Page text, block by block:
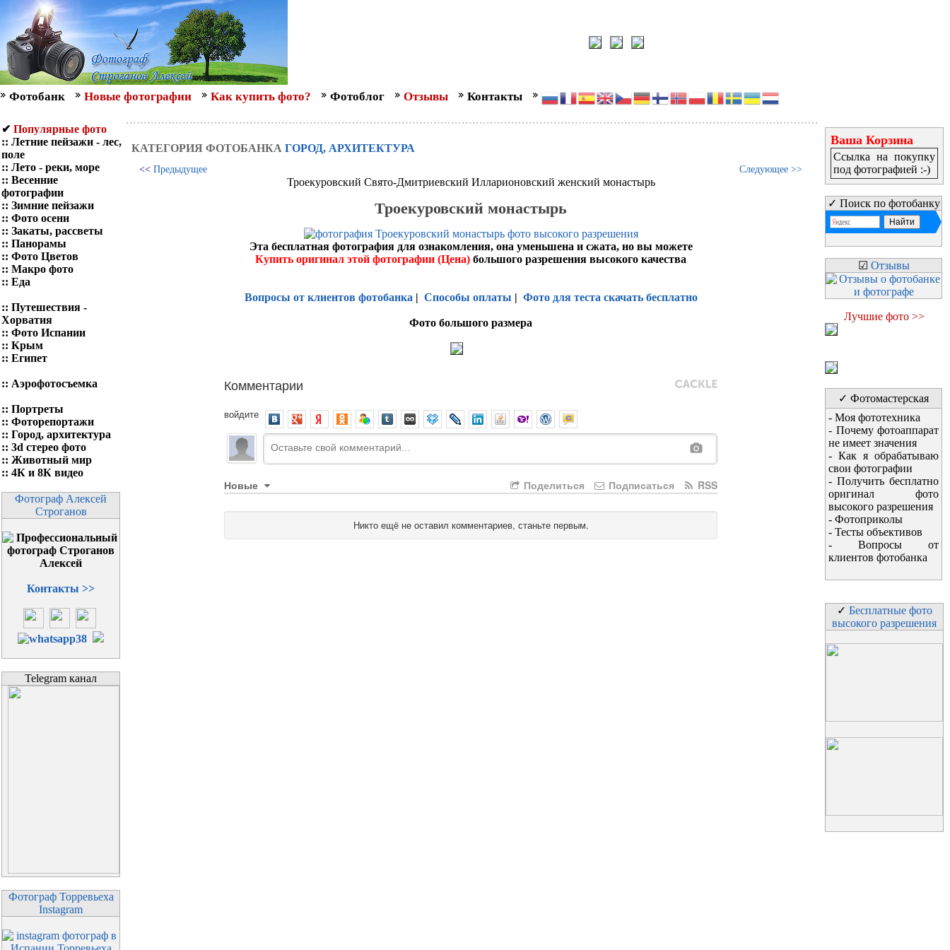
Фотобанк Новые фотографии Как купить фото? Фотоблог Отзывы Контакты
✔ Популярные фото
:: Летние пейзажи - лес,
поле
:: Лето - реки, море
:: Весенние
фотографии
:: Зимние пейзажи
:: Фото осени
:: Закаты, рассветы
:: Панорамы
:: Фото Цветов
:: Макро фото
:: Еда
:: Путешествия -
Хорватия
:: Фото Испании
:: Крым
:: Египет
:: Аэрофотосъемка
:: Портреты
:: Фоторепортажи
:: Город, архитектура
:: 3d стерео фото
:: Животный мир
:: 4К и 8К видео
Фотограф Алексей
Строганов
Контакты >>
Telegram канал
Фотограф Торревьеха
Instagram
КАТЕГОРИЯ ФОТОБАНКА ГОРОД, АРХИТЕКТУРА
<< Предыдущее Следующее >>
Троекуровский Свято-Дмитриевский Илларионовский женский монастырь
Троекуровский монастырь
Эта бесплатная фотография для ознакомления, она уменьшена и сжата, но вы можете
Купить оригинал этой фотографии (Цена) большого разрешения высокого качества
Вопросы от клиентов фотобанка| Способы оплаты Фото для теста скачать бесплатно
Фото большого размера
Комментарии
войдите
Новые RSS
Подписаться
Поделиться
Никто ещё не оставил комментариев, станьте первым.
Ваша Корзина
Ссылка на покупку
под фотографией :-)
✓ Поиск по фотобанку
☑ Отзывы
Лучшие фото >>
✓ Фотомастерская
- Моя фототехника
- Почему фотоаппарат
не имеет значения
- Как я обрабатываю
свои фотографии
- Получить бесплатно
оригинал фото
высокого разрешения
- Фотоприколы
- Тесты объективов
- Вопросы от
клиентов фотобанка
✓ Бесплатные фото
высокого разрешения